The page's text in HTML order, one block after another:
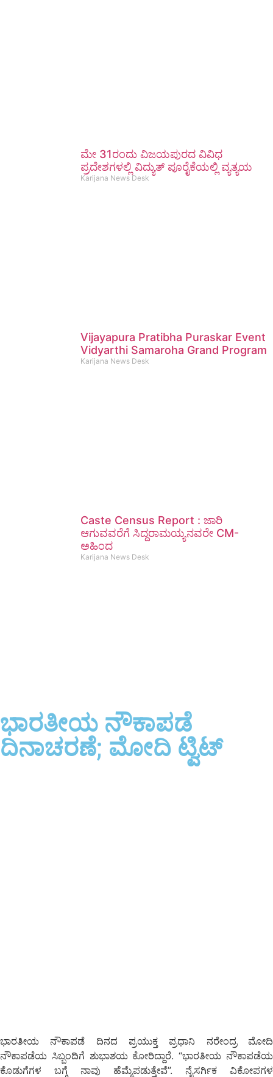
ಮೇ 31ರಂದು ವಿಜಯಪುರದ ವಿವಿಧ
ಪ್ರದೇಶಗಳಲ್ಲಿ ವಿದ್ಯುತ್ ಪೂರೈಕೆಯಲ್ಲಿ ವ್ಯತ್ಯಯ
Karijana News Desk
Vijayapura Pratibha Puraskar Event
Vidyarthi Samaroha Grand Program
Karijana News Desk
Caste Census Report : ಜಾರಿ
ಆಗುವವರೆಗೆ ಸಿದ್ದರಾಮಯ್ಯನವರೇ CM-
ಅಹಿಂದ
Karijana News Desk
ಭಾರತೀಯ ನೌಕಾಪಡೆ
ದಿನಾಚರಣೆ; ಮೋದಿ ಟ್ವಿಟ್
ಭಾರತೀಯ ನೌಕಾಪಡೆ ದಿನದ ಪ್ರಯುಕ್ತ ಪ್ರಧಾನಿ ನರೇಂದ್ರ ಮೋದಿ
ನೌಕಾಪಡೆಯ ಸಿಬ್ಬಂದಿಗೆ ಶುಭಾಶಯ ಕೋರಿದ್ದಾರೆ. “ಭಾರತೀಯ ನೌಕಾಪಡೆಯ
ಕೊಡುಗೆಗಳ ಬಗ್ಗೆ ನಾವು ಹೆಮ್ಮೆಪಡುತ್ತೇವೆ”. ನೈಸರ್ಗಿಕ ವಿಕೋಪಗಳ